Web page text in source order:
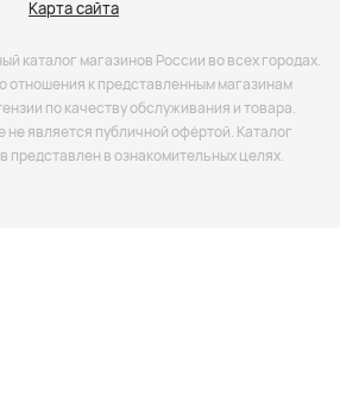
Карта сайта
каталог магазинов России во всех городах.
отношения к представленным магазинам
по качеству обслуживания и товара.
является публичной офёртой. Каталог
представлен в ознакомительных целях.